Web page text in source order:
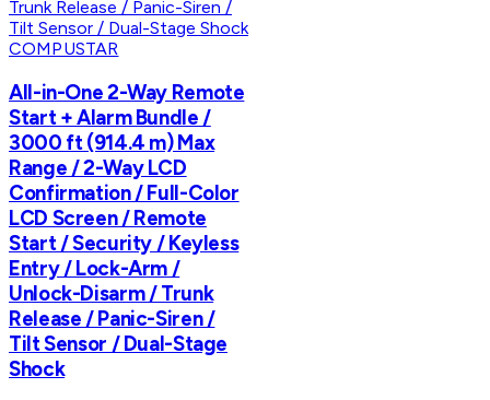
COMPUSTAR
All-in-One 2-Way Remote
Start + Alarm Bundle /
3000 ft (914.4 m) Max
Range / 2-Way LCD
Confirmation / Full-Color
LCD Screen / Remote
Start / Security / Keyless
Entry / Lock-Arm /
Unlock-Disarm / Trunk
Release / Panic-Siren /
Tilt Sensor / Dual-Stage
Shock